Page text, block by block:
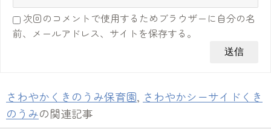
次回のコメントで使用するためブラウザーに自分の名
前、メールアドレス、サイトを保存する。
さわやかくきのうみ保育園, さわやかシーサイドくき
のうみの関連記事